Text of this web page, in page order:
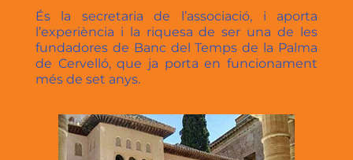
És la secretaria de l’associació, i aporta
l’experiència i la riquesa de ser una de les
fundadores de Banc del Temps de la Palma
de Cervelló, que ja porta en funcionament
més de set anys.